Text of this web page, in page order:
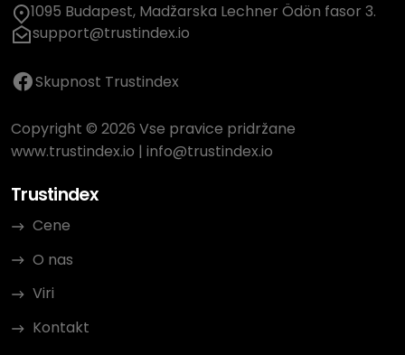
1095 Budapest, Madžarska Lechner Ödön fasor 3.
support@trustindex.io
Skupnost Trustindex
Copyright © 2026 Vse pravice pridržane
www.trustindex.io | info@trustindex.io
Trustindex
Cene
O nas
Viri
Kontakt